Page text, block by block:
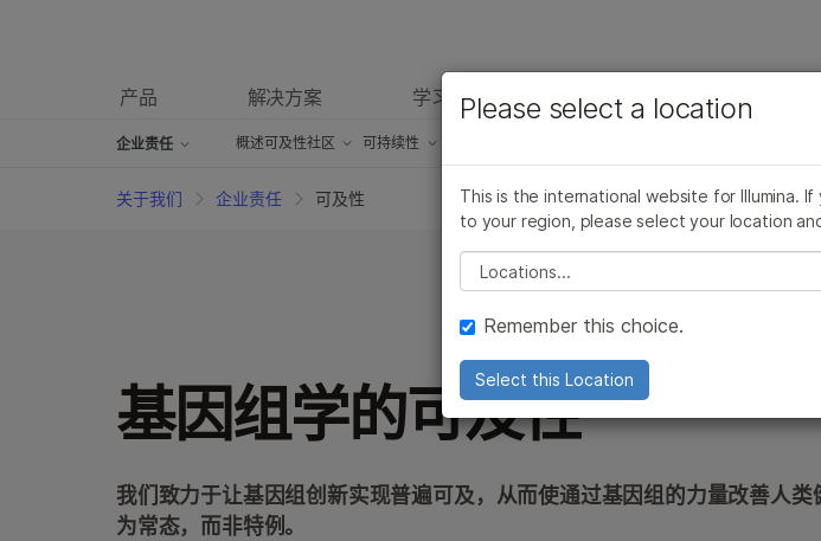
产品 解决方案 学习
企业责任
公司简介
概述可及性社区
STEM教育
可持续性
开发可持续产品
关于我们 企业责任 可及性
基因组学的可及性
我们致力于让基因组创新实现普遍可及，从而使通过基因组的力量改善人类
为常态，而非特例。
微生物学
农业基因组学
复杂疾病
Please select a location
This is the international website for Illumina.
to your region, please select your location
Please select a location
Remember this choice.
Select this Location